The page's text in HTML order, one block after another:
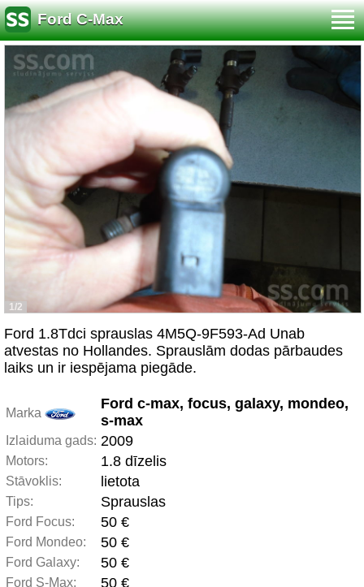
Ford C-Max
1/2
Ford 1.8Tdci sprauslas 4M5Q-9F593-Ad Unab
atvestas no Hollandes. Sprauslām dodas pārbaudes
laiks un ir iespējama piegāde.
Marka
Ford c-max, focus, galaxy, mondeo,
s-max
Izlaiduma gads: 2009
Motors: 1.8 dīzelis
Stāvoklis: lietota
Tips: Sprauslas
Ford Focus: 50 €
Ford Mondeo: 50 €
Ford Galaxy: 50 €
Ford S-Max: 50 €